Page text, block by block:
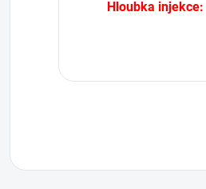
Hloubka injekce: